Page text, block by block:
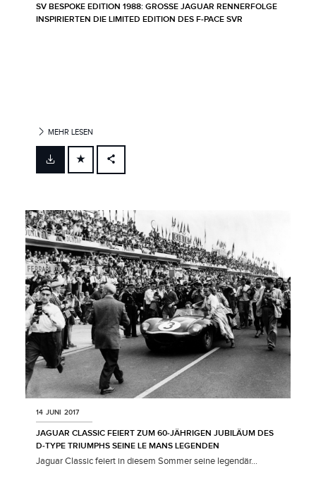
SV BESPOKE EDITION 1988: GROSSE JAGUAR RENNERFOLGE I
NSPIRIERTEN DIE LIMITED EDITION DES F‑PACE SVR
MEHR LESEN
FACEBOOK
LINKEDIN
SHARE
14 JUNI 2017
JAGUAR CLASSIC FEIERT ZUM 60‑JÄHRIGEN JUBILÄUM DES
D‑TYPE TRIUMPHS SEINE LE MANS LEGENDEN
Jaguar Classic feiert in diesem Sommer seine legendär...